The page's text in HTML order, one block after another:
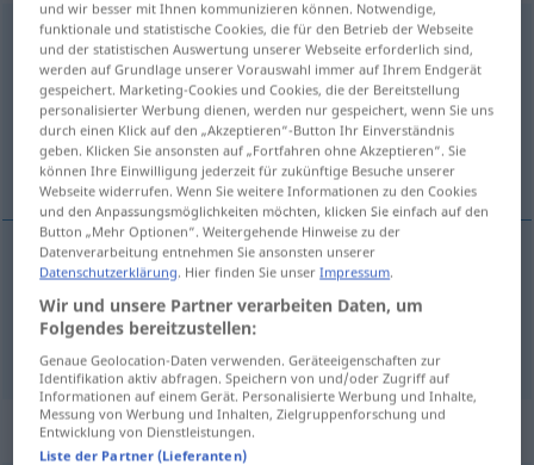
anrempelnv/t <e̸> UMG
Übersicht aller Übersetzungen
(Für mehr Details die Übersetzung anklicken/antippen)
bousculer, rentrer dans
bousculer anrempeln
rentrerdans anrempeln
Synonyme für "anrempeln"
und wir besser mit Ihnen kommunizieren können. Notwendige,
funktionale und statistische Cookies, die für den Betrieb der Webseite
und der statistischen Auswertung unserer Webseite erforderlich sind,
werden auf Grundlage unserer Vorauswahl immer auf Ihrem Endgerät
gespeichert. Marketing-Cookies und Cookies, die der Bereitstellung
personalisierter Werbung dienen, werden nur gespeichert, wenn Sie uns
durch einen Klick auf den „Akzeptieren“-Button Ihr Einverständnis
geben. Klicken Sie ansonsten auf „Fortfahren ohne Akzeptieren“. Sie
können Ihre Einwilligung jederzeit für zukünftige Besuche unserer
Webseite widerrufen. Wenn Sie weitere Informationen zu den Cookies
und den Anpassungsmöglichkeiten möchten, klicken Sie einfach auf den
Button „Mehr Optionen“. Weitergehende Hinweise zu der
Datenverarbeitung entnehmen Sie ansonsten unserer
Datenschutzerklärung . Hier finden Sie unserImpressum
Wir und unsere Partner verarbeiten Daten, um
Folgendes bereitzustellen:
Genaue Geolocation-Daten verwenden. Geräteeigenschaften zur
Identifikation aktiv abfragen. Speichern von und/oder Zugriff auf
Informationen auf einem Gerät. Personalisierte Werbung und Inhalte,
Messung von Werbung und Inhalten, Zielgruppenforschung und
Entwicklung von Dienstleistungen.
Liste der Partner (Lieferanten)